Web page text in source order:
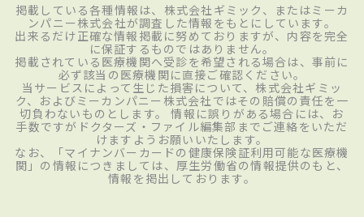
掲載している各種情報は、株式会社ギミック、またはミーカ
ンパニー株式会社が調査した情報をもとにしています。
出来るだけ正確な情報掲載に努めておりますが、内容を完全
に保証するものではありません。
掲載されている医療機関へ受診を希望される場合は、事前に
必ず該当の医療機関に直接ご確認ください。
当サービスによって生じた損害について、株式会社ギミッ
ク、およびミーカンパニー株式会社ではその賠償の責任を一
切負わないものとします。 情報に誤りがある場合には、お
手数ですがドクターズ・ファイル編集部までご連絡をいただ
けますようお願いいたします。
なお、「マイナンバーカードの健康保険証利用可能な医療機
関」の情報につきましては、厚生労働省の情報提供のもと、
情報を掲出しております。